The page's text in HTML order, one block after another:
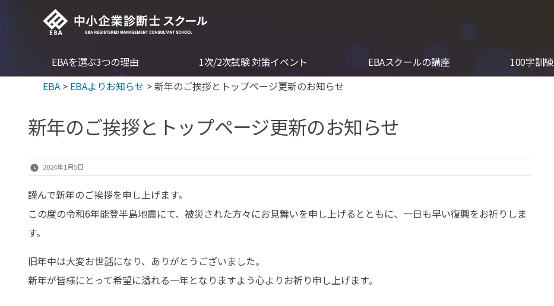
EBAを選ぶ3つの理由 1次/2次試験 対策イベント EBAスクールの講座 100字訓練
EBA > EBAよりお知らせ >新年のご挨拶とトップページ更新のお知らせ
新年のご挨拶とトップページ更新のお知らせ
2024年1月5日
謹んで新年のご挨拶を申し上げます。
この度の令和6年能登半島地震にて、被災された方々にお見舞いを申し上げるとともに、一日も早い復興をお祈りしま
す。
旧年中は大変お世話になり、ありがとうございました。
新年が皆様にとって希望に溢れる一年となりますよう心よりお祈り申し上げます。